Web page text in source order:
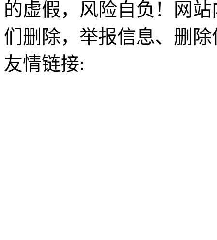
的虚假，风险自负！网
们删除，举报信息、删
友情链接: